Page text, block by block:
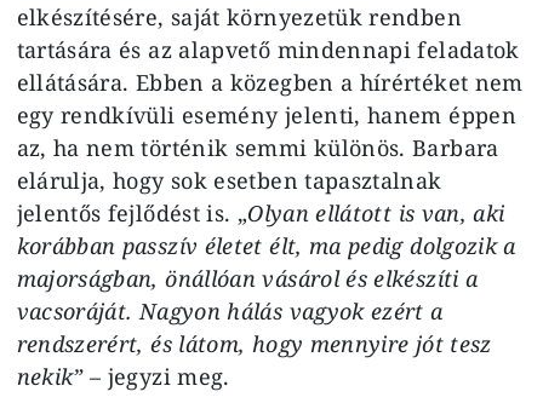
elkészítésére, saját környezetük rendben
tartására és az alapvető mindennapi feladatok
ellátására. Ebben a közegben a hírértéket nem
egy rendkívüli esemény jelenti, hanem éppen
az, ha nem történik semmi különös. Barbara
elárulja, hogy sok esetben tapasztalnak
jelentős fejlődést is. „Olyan ellátott is van, aki
korábban passzív életet élt, ma pedig dolgozik a
majorságban, önállóan vásárol és elkészíti a
vacsoráját. Nagyon hálás vagyok ezért a
rendszerért, és látom, hogy mennyire jót tesz
nekik”– jegyzi meg.